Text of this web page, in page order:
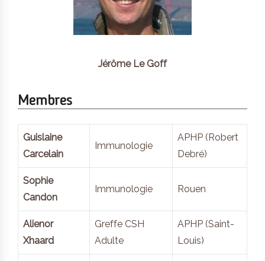
Jérôme Le Goff
Membres
Guislaine
Carcelain
Immunologie
APHP (Robert
Debré)
Sophie
Candon
Immunologie Rouen
Alienor
Xhaard
Greffe CSH
Adulte
APHP (Saint-
Louis)